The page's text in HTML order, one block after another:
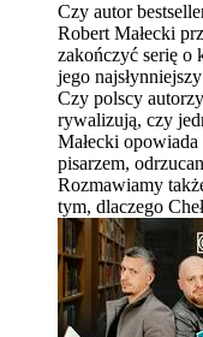
Czy autor
Robert Małecki
zakończyć serię o
jego
Czy polscy
rywalizują, czy
Małecki
pisarzem,
Rozmawiamy
tym, dlaczego